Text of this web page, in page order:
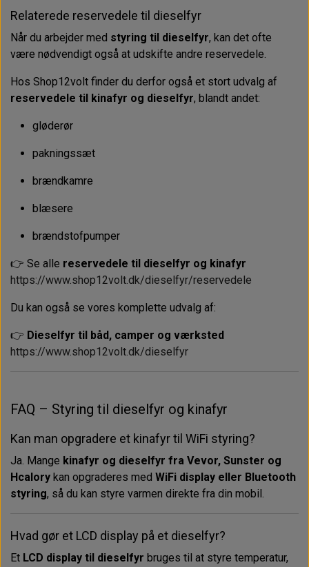
Relaterede reservedele til dieselfyr
Når du arbejder med styring til dieselfyr, kan det ofte
være nødvendigt også at udskifte andre reservedele.
Hos Shop12volt finder du derfor også et stort udvalg af
reservedele til kinafyr og dieselfyr, blandt andet:
gløderør
pakningssæt
brændkamre
blæsere
brændstofpumper
👉 Se alle reservedele til dieselfyr og kinafyr
https://www.shop12volt.dk/dieselfyr/reservedele
Du kan også se vores komplette udvalg af:
👉 Dieselfyr til båd, camper og værksted
https://www.shop12volt.dk/dieselfyr
FAQ – Styring til dieselfyr og kinafyr
Kan man opgradere et kinafyr til WiFi styring?
Ja. Mange kinafyr og dieselfyr fra Vevor, Sunster og
Hcalory kan opgraderes med WiFi display eller Bluetooth
styring, så du kan styre varmen direkte fra din mobil.
Hvad gør et LCD display på et dieselfyr?
Et LCD display til dieselfyr bruges til at styre temperatur,